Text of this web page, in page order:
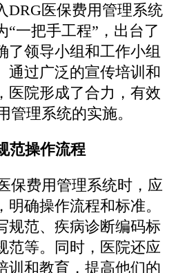
DRG医保费用管理系统
“一把手工程”，出台了
了领导小组和工作小组
通过广泛的宣传培训和
医院形成了合力，有效
管理系统的实施。
范操作流程
保费用管理系统时，应
确操作流程和标准。
规范、疾病诊断编码标
范等。同时，医院还应
训和教育，提高他们的